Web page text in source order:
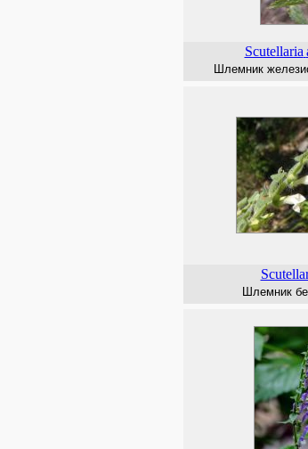
Scutellaria
Шлемник
Шлемник